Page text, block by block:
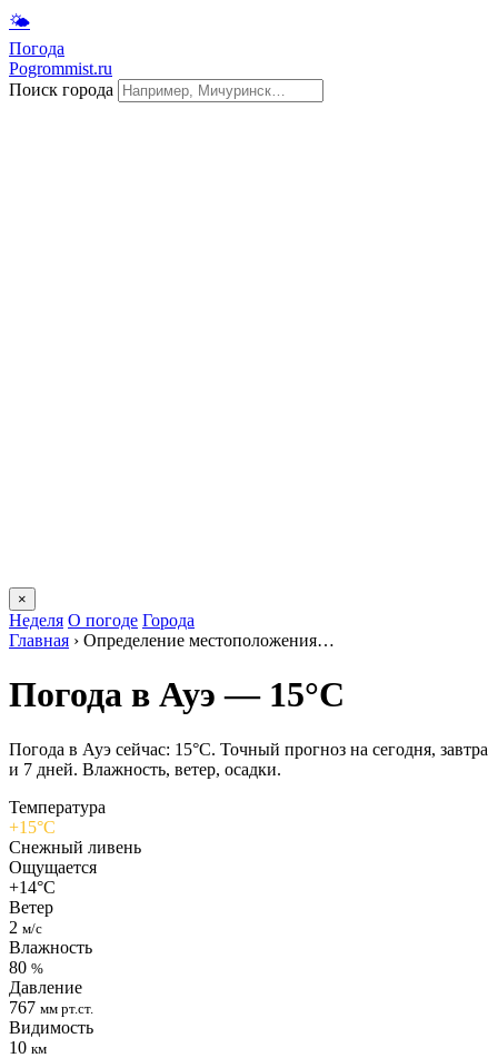
🌤
Погода
Pogrommist.ru
Поиск города
×
Неделя О погоде Города
Главная › Определение местоположения…
Погода в Ауэ — 15°C
Погода в Ауэ сейчас: 15°C. Точный прогноз на сегодня, завтра
и 7 дней. Влажность, ветер, осадки.
Температура
+15°C
Снежный ливень
Ощущается
+14°C
Ветер
2 м/с
Влажность
80 %
Давление
767 мм рт.ст.
Видимость
10 км